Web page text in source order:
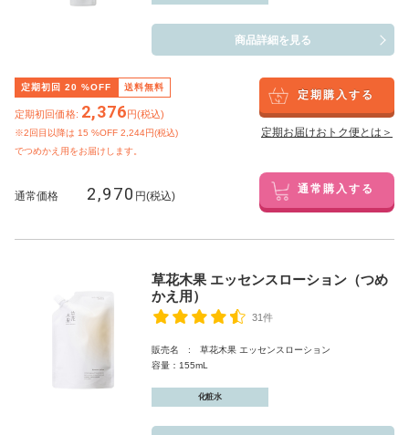
商品詳細を見る
定期初回 20 %OFF 送料無料
定期初回価格: 2,376円(税込)
※2回目以降は 15 %OFF 2,244円(税込)
でつめかえ用をお届けします。
定期購入する
定期お届けおトク便とは＞
通常価格 2,970 円(税込) 通常購入する
草花木果 エッセンスローション（つめ
かえ用）
31件
販売名 : 草花木果 エッセンスローション
容量：155mL
化粧水